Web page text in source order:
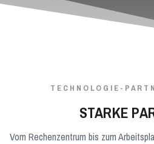
TECHNOLOGIE-
STARKE
Vom Rechenzentrum bis zum